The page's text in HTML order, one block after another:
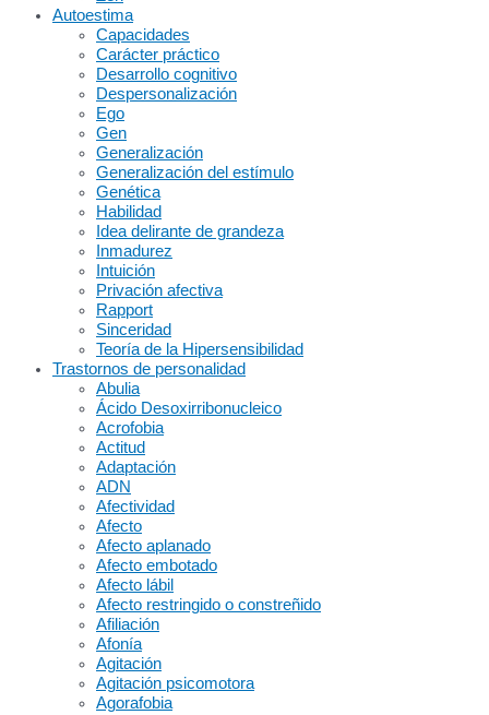
Autoestima
Capacidades
Carácter práctico
Desarrollo cognitivo
Despersonalización
Ego
Gen
Generalización
Generalización del estímulo
Genética
Habilidad
Idea delirante de grandeza
Inmadurez
Intuición
Privación afectiva
Rapport
Sinceridad
Teoría de la Hipersensibilidad
Trastornos de personalidad
Abulia
Ácido Desoxirribonucleico
Acrofobia
Actitud
Adaptación
ADN
Afectividad
Afecto
Afecto aplanado
Afecto embotado
Afecto lábil
Afecto restringido o constreñido
Afiliación
Afonía
Agitación
Agitación psicomotora
Agorafobia